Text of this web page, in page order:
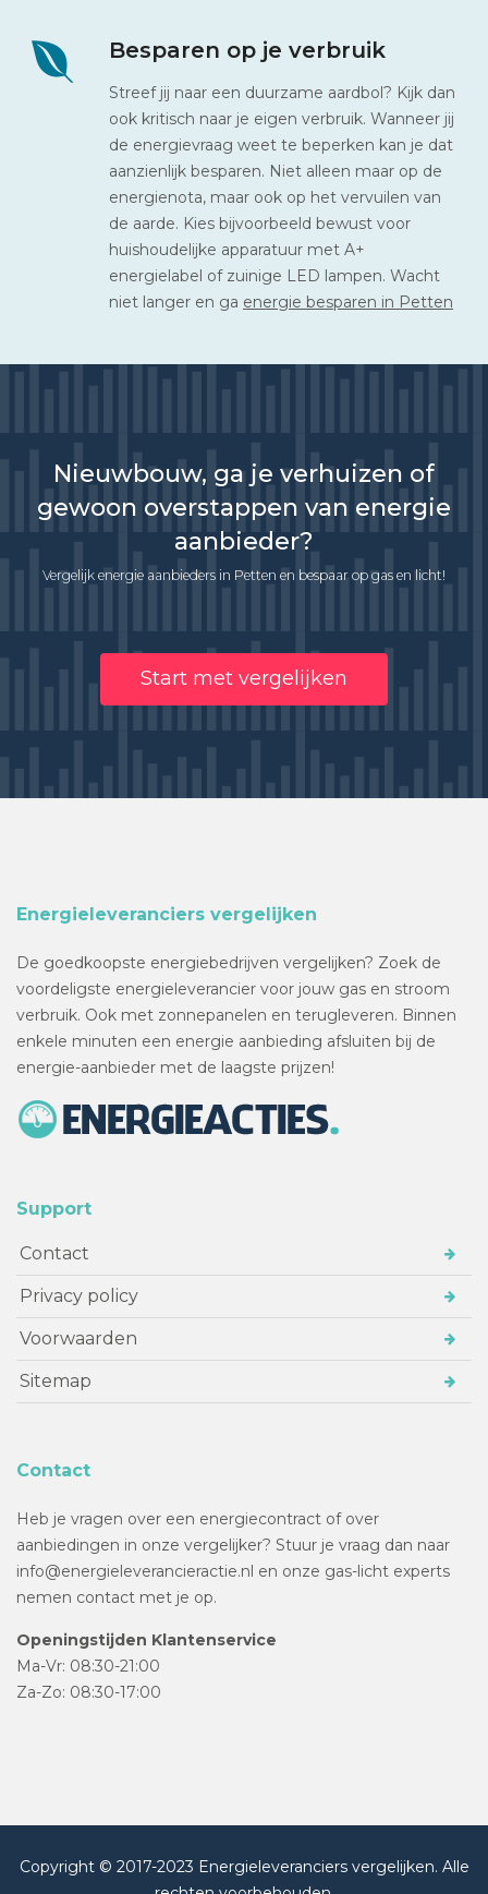
Besparen op je verbruik
Streef jij naar een duurzame aardbol? Kijk dan
ook kritisch naar je eigen verbruik. Wanneer jij
de energievraag weet te beperken kan je dat
aanzienlijk besparen. Niet alleen maar op de
energienota, maar ook op het vervuilen van
de aarde. Kies bijvoorbeeld bewust voor
huishoudelijke apparatuur met A+
energielabel of zuinige LED lampen. Wacht
niet langer en ga energie besparen in Petten
Nieuwbouw, ga je verhuizen of
gewoon overstappen van energie
aanbieder?
Vergelijk energie aanbieders in Petten en bespaar op gas en licht!
Start met vergelijken
Energieleveranciers vergelijken
De goedkoopste energiebedrijven vergelijken? Zoek de
voordeligste energieleverancier voor jouw gas en stroom
verbruik. Ook met zonnepanelen en terugleveren. Binnen
enkele minuten een energie aanbieding afsluiten bij de
energie-aanbieder met de laagste prijzen!
Support
Contact
Privacy policy
Voorwaarden
Sitemap
Contact
Heb je vragen over een energiecontract of over
aanbiedingen in onze vergelijker? Stuur je vraag dan naar
info@energieleverancieractie.nl en onze gas-licht experts
nemen contact met je op.
Openingstijden Klantenservice
Ma-Vr: 08:30-21:00
Za-Zo: 08:30-17:00
Copyright © 2017-2023 Energieleveranciers vergelijken. Alle